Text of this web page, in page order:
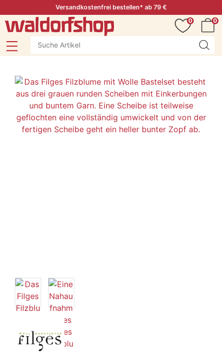
Versandkostenfrei bestellen* ab 79 €
0
0